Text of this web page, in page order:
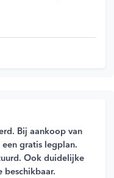
Bij aankoop van
gratis legplan.
Ook duidelijke
beschikbaar.